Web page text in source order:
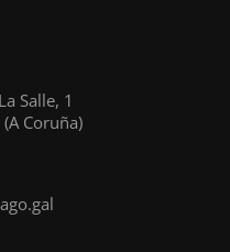
Salle, 1
Coruña)